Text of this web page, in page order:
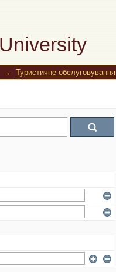
→ Туристичне обслуговування